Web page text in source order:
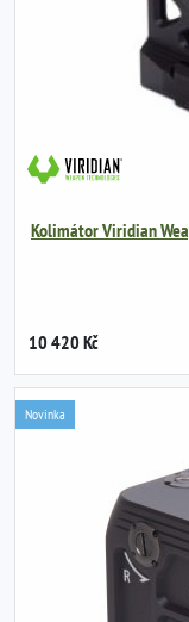
Kolimátor Viridian
10 420 Kč
Novinka